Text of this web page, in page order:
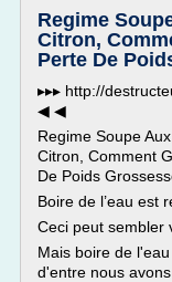
Regime
Citron,
Perte De
▸▸▸ http://
◀ ◀
Regime Soupe
Citron, Comment
De Poids
Boire de l’eau est
Ceci peut sembler
Mais boire de
d'entre nous